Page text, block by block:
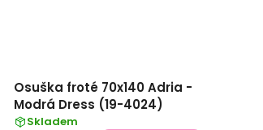
Osuška froté 70x140 Adria -
Modrá Dress (19-4024)
Skladem